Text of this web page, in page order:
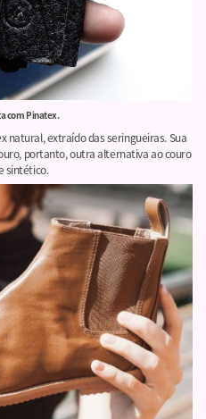
com Pinatex.
natural, extraído das seringueiras. Sua
portanto, outra alternativa ao couro
sintético.